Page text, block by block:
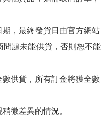
，最終發貨日由官方網站
題未能供貨，否則恕不能
供貨，所有訂金將獲全數
微差異的情況。